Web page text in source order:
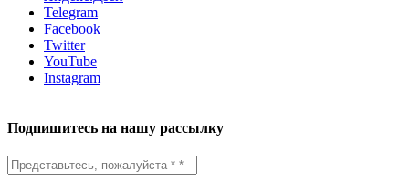
Telegram
Facebook
Twitter
YouTube
Instagram
Подпишитесь на нашу рассылку